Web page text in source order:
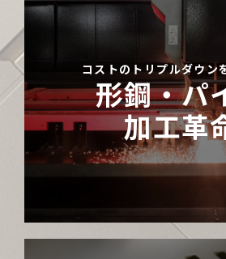
コストのトリプルダウン
形鋼・パ
加工革